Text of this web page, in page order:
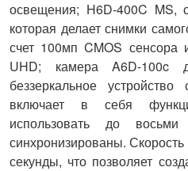
освещения; H6D-400C MS,
которая делает снимки
счет 100мп CMOS
UHD; камераA6D-100c
беззеркальное
включает в себя
использовать до
синхронизированы. Скорость
секунды, что позволяет